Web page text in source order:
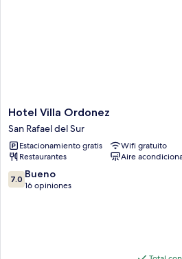
Hotel
Villa
Ordonez
San
Rafael
del
Sur
Hotel Villa Ordonez
San Rafael del Sur
Estacionamiento gratis
Wifi gratuito
Restaurantes
Aire
7.0
de
7.0 Bueno
16 opiniones